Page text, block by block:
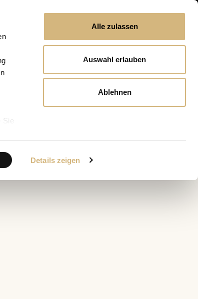
Details zeigen
Alle zulassen
Auswahl erlauben
Ablehnen